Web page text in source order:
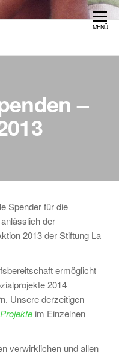
MENÜ
–
Spender für die
der
2013 der Stiftung La
ermöglicht
2014
Unsere derzeitigen
Projekte im Einzelnen
verwirklichen und allen